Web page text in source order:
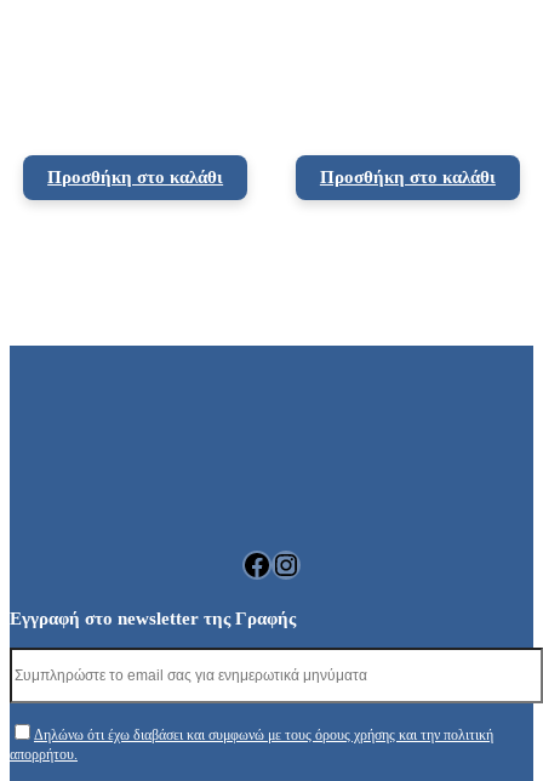
Προσθήκη στο καλάθι Προσθήκη στο καλάθι
Facebook
Instagram
Εγγραφή στο newsletter της Γραφής
Δηλώνω ότι έχω διαβάσει και συμφωνώ με τους όρους χρήσης και την πολιτική
απορρήτου.